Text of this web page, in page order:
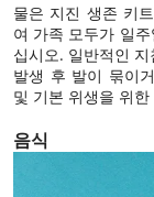
물은 지진 생존 키
여 가족 모두가 일
십시오. 일반적인
발생 후 발이 묶이
및 기본 위생을 위
음식